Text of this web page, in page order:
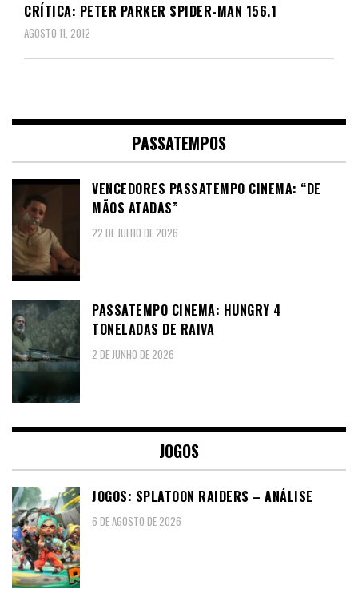
CRÍTICA: PETER PARKER SPIDER-MAN 156.1
AGOSTO 11, 2012
PASSATEMPOS
VENCEDORES PASSATEMPO CINEMA: “DE
MÃOS ATADAS”
22 DE JULHO DE 2026
PASSATEMPO CINEMA: HUNGRY 4
TONELADAS DE RAIVA
2 DE JUNHO DE 2026
JOGOS
JOGOS: SPLATOON RAIDERS – ANÁLISE
6 DE AGOSTO DE 2026